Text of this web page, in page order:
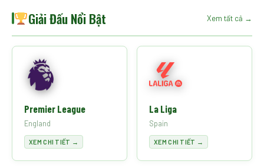
Giải Đấu Nổi Bật Xem tất cả →
Premier League
England
XEM CHI TIẾT →
La Liga
Spain
XEM CHI TIẾT →